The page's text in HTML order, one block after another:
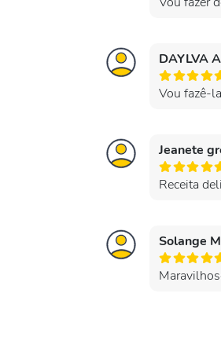
DAYLVA
Vou fazê-
Jeanete
Receita
Solange